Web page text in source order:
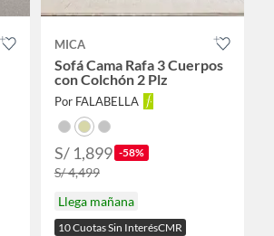
MICA
Sofá Cama Rafa 3 Cuerpos
con Colchón 2 Plz
Por FALABELLA
S/ 1,899 -58%
S/ 4,499
Llega mañana
10 Cuotas Sin InterésCMR